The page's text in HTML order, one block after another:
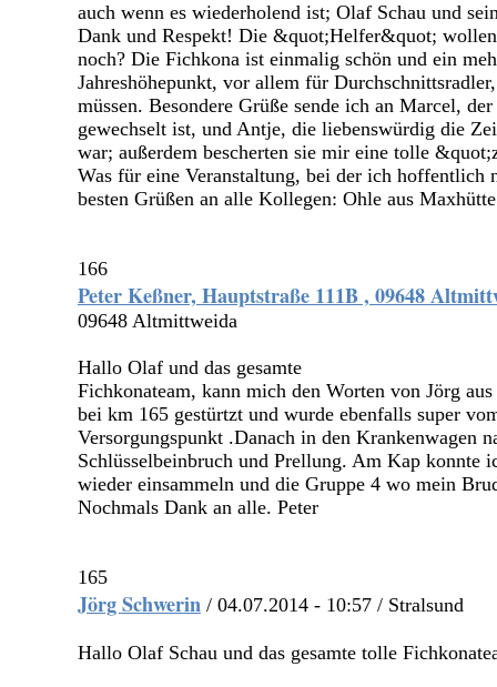
auch wenn es wiederholend ist; Olaf Schau und
Dank und Respekt! Die &quot;Helfer&quot;
noch? Die Fichkona ist einmalig schön und ein
Jahreshöhepunkt, vor allem für
müssen. Besondere Grüße sende ich an Marcel,
gewechselt ist, und Antje, die liebenswürdig die
war; außerdem bescherten sie mir eine tolle
Was für eine Veranstaltung, bei der ich hoffentlich
besten Grüßen an alle Kollegen: Ohle aus Maxhütte
166
Peter Keßner, Hauptstraße 111B , 09648
09648 Altmittweida
Hallo Olaf und das gesamte
Fichkonateam, kann mich den Worten von Jörg
bei km 165 gestürtzt und wurde ebenfalls super
Versorgungspunkt .Danach in den Krankenwagen
Schlüsselbeinbruch und Prellung. Am Kap konnte
wieder einsammeln und die Gruppe 4 wo mein
Nochmals Dank an alle. Peter
165
Jörg Schwerin / 04.07.2014 - 10:57 / Stralsund
Hallo Olaf Schau und das gesamte tolle